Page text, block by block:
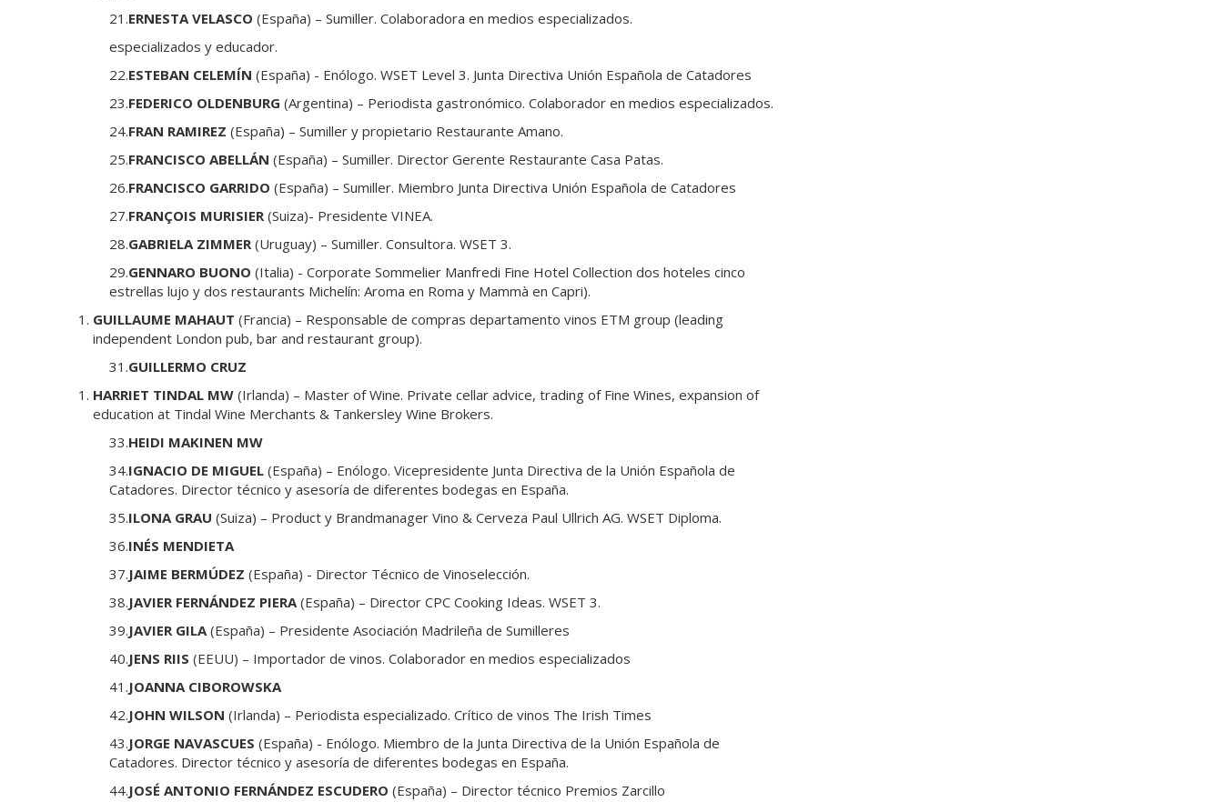
21.ERNESTA VELASCO (España) – Sumiller. Colaboradora en medios especializados.
especializados y educador.
22.ESTEBAN CELEMÍN (España) - Enólogo. WSET Level 3. Junta Directiva Unión Española de Catadores
23.FEDERICO OLDENBURG (Argentina) – Periodista gastronómico. Colaborador en medios especializados.
24.FRAN RAMIREZ (España) – Sumiller y propietario Restaurante Amano.
25.FRANCISCO ABELLÁN (España) – Sumiller. Director Gerente Restaurante Casa Patas.
26.FRANCISCO GARRIDO (España) – Sumiller. Miembro Junta Directiva Unión Española de Catadores
27.FRANÇOIS MURISIER(Suiza)- Presidente VINEA.
28.GABRIELA ZIMMER(Uruguay) – Sumiller. Consultora. WSET 3.
29.GENNARO BUONO (Italia) - Corporate Sommelier Manfredi Fine Hotel Collection dos hoteles cinco
estrellas lujo y dos restaurants Michelín: Aroma en Roma y Mammà en Capri).
GUILLAUME MAHAUT (Francia) – Responsable de compras departamento vinos ETM group (leading
independent London pub, bar and restaurant group).
31.GUILLERMO CRUZ
HARRIET TINDAL MW (Irlanda) – Master of Wine. Private cellar advice, trading of Fine Wines, expansion of
education at Tindal Wine Merchants & Tankersley Wine Brokers.
33.HEIDI MAKINEN MW
34.IGNACIO DE MIGUEL (España) – Enólogo. Vicepresidente Junta Directiva de la Unión Española de
Catadores. Director técnico y asesoría de diferentes bodegas en España.
35.ILONA GRAU (Suiza) – Product y Brandmanager Vino & Cerveza Paul Ullrich AG. WSET Diploma.
36.INÉS MENDIETA
37.JAIME BERMÚDEZ (España) - Director Técnico de Vinoselección.
38.JAVIER FERNÁNDEZ PIERA(España) – Director CPC Cooking Ideas. WSET 3.
39.JAVIER GILA(España) – Presidente Asociación Madrileña de Sumilleres
40.JENS RIIS (EEUU) – Importador de vinos. Colaborador en medios especializados
41.JOANNA CIBOROWSKA
42.JOHN WILSON (Irlanda) – Periodista especializado. Crítico de vinos The Irish Times
43.JORGE NAVASCUES (España) - Enólogo. Miembro de la Junta Directiva de la Unión Española de
Catadores. Director técnico y asesoría de diferentes bodegas en España.
44.JOSÉ ANTONIO FERNÁNDEZ ESCUDERO (España) – Director técnico Premios Zarcillo